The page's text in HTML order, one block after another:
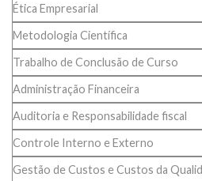
Ética Empresarial
Metodologia Científica
Trabalho de Conclusão de Curso
Administração Financeira
Auditoria e Responsabilidade fiscal
Controle Interno e Externo
Gestão de Custos e Custos da